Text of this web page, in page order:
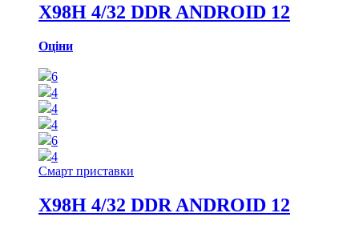
X98H 4/32 DDR ANDROID 12
Оціни
6
4
4
4
6
4
Смарт приставки
X98H 4/32 DDR ANDROID 12